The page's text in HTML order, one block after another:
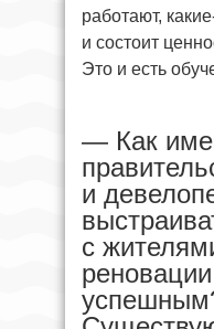
работают,
и состоит
Это и есть
— Как
и
с